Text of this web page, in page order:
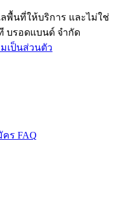
พื้นที่ให้บริการ และไม่ใช่
บรอดแบนด์ จำกัด
เป็นส่วนตัว
คร FAQ